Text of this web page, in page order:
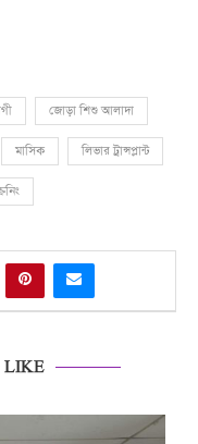
জোড়া শিশু আলাদা
মাসিক লিভার ট্রান্সপ্লান্ট
LIKE